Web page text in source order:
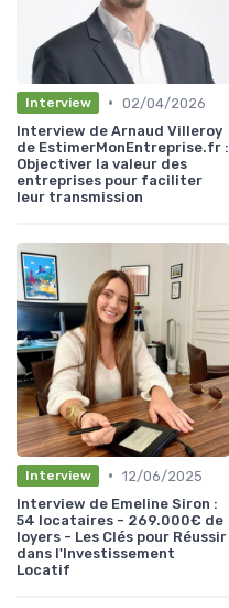
Interview • 02/04/2026
Interview de Arnaud Villeroy
de EstimerMonEntreprise.fr :
Objectiver la valeur des
entreprises pour faciliter
leur transmission
Interview • 12/06/2025
Interview de Emeline Siron :
54 locataires - 269.000€ de
loyers - Les Clés pour Réussir
dans l'Investissement
Locatif